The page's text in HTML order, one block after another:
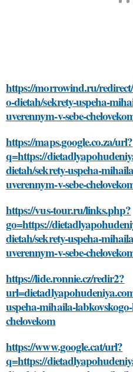
https://morrowind.ru/
o-dietah/sekrety-uspeha-
uverennym-v-sebe-
https://maps.google.co.za/url?
q=https://
dietah/sekrety-uspeha-
uverennym-v-sebe-
https://vus-tour.ru/links.php?
go=https://
dietah/sekrety-uspeha-
uverennym-v-sebe-
https://lide.ronnie.cz/redir2?
uspeha-mihaila-
chelovekom
https://www.google.cat/url?
q=https://